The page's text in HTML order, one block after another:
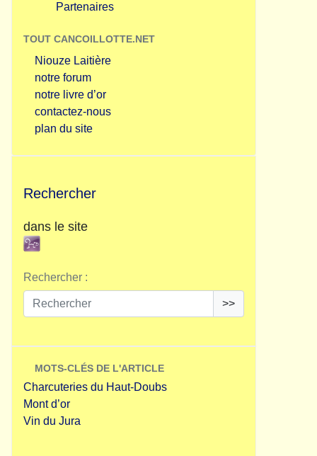
Partenaires
TOUT CANCOILLOTTE.NET
Niouze Laitière
notre forum
notre livre d’or
contactez-nous
plan du site
Rechercher
dans le site
Rechercher :
>>
MOTS-CLÉS DE L'ARTICLE
Charcuteries du Haut-Doubs
Mont d’or
Vin du Jura